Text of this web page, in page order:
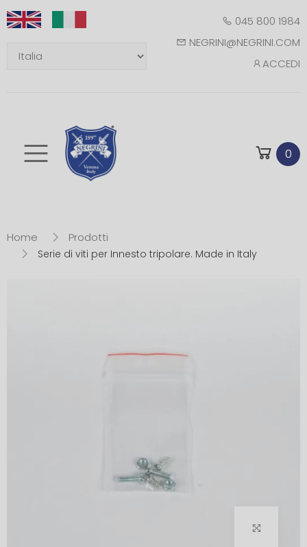
045 800 1984
NEGRINI@NEGRINI.COM
ACCEDI
Toggle mobile 0
Home Prodotti
Serie di viti per Innesto tripolare. Made in Italy